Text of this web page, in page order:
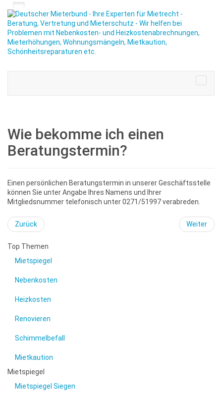
Wie bekomme ich einen
Beratungstermin?
Einen persönlichen Beratungstermin in unserer Geschäftsstelle
können Sie unter Angabe Ihres Namens und Ihrer
Mitgliedsnummer telefonisch unter 0271/51997 verabreden.
Zurück Weiter
Top Themen
Mietspiegel
Nebenkosten
Heizkosten
Renovieren
Schimmelbefall
Mietkaution
Mietspiegel
Mietspiegel Siegen